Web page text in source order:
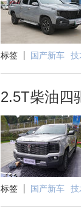
标签 国产新车 技
2.5T柴油四
标签 国产新车 技